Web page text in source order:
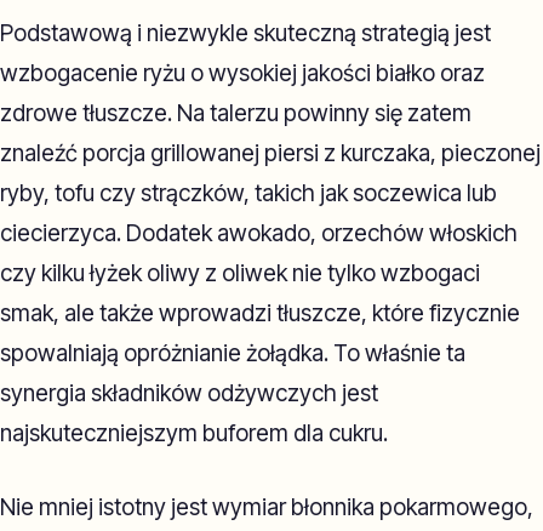
Podstawową i niezwykle skuteczną strategią jest
wzbogacenie ryżu o wysokiej jakości białko oraz
zdrowe tłuszcze. Na talerzu powinny się zatem
znaleźć porcja grillowanej piersi z kurczaka, pieczonej
ryby, tofu czy strączków, takich jak soczewica lub
ciecierzyca. Dodatek awokado, orzechów włoskich
czy kilku łyżek oliwy z oliwek nie tylko wzbogaci
smak, ale także wprowadzi tłuszcze, które fizycznie
spowalniają opróżnianie żołądka. To właśnie ta
synergia składników odżywczych jest
najskuteczniejszym buforem dla cukru.
Nie mniej istotny jest wymiar błonnika pokarmowego,